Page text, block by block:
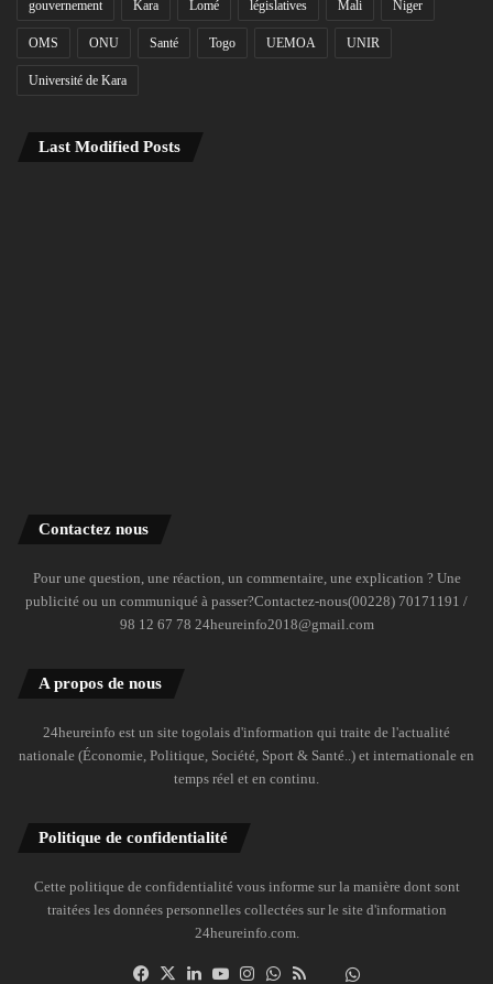
gouvernement Kara Lomé législatives Mali Niger
OMS ONU Santé Togo UEMOA UNIR
Université de Kara
Last Modified Posts
Contactez nous
Pour une question, une réaction, un commentaire, une explication ? Une
publicité ou un communiqué à passer?Contactez-nous(00228) 70171191 /
98 12 67 78 24heureinfo2018@gmail.com
A propos de nous
24heureinfo est un site togolais d'information qui traite de l'actualité
nationale (Économie, Politique, Société, Sport & Santé..) et internationale en
temps réel et en continu.
Politique de confidentialité
Cette politique de confidentialité vous informe sur la manière dont sont
traitées les données personnelles collectées sur le site d'information
24heureinfo.com.
Facebook
X LinkedinYouTubeInstagramWhatsAppDailymotion